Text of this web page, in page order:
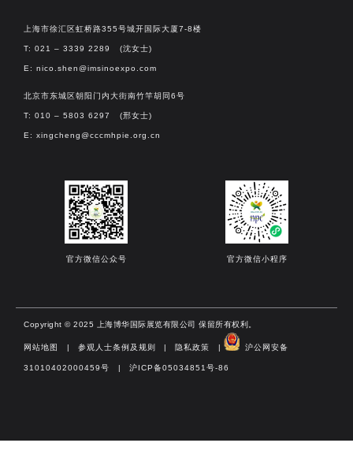
上海市徐汇区虹桥路355号城开国际大厦7-8楼
T: 021 – 3339 2289 (沈女士)
E: nico.shen@imsinoexpo.com
北京市东城区朝阳门内大街南竹竿胡同6号
T: 010 – 5803 6297 (邢女士)
E: xingcheng@cccmhpie.org.cn
官方微信公众号 官方微信小程序
Copyright © 2025 上海博华国际展览有限公司 保留所有权利。
网站地图 参观人士条例及规则 隐私政策 沪公网安备
31010402000459号​ | 沪ICP备05034851号-86